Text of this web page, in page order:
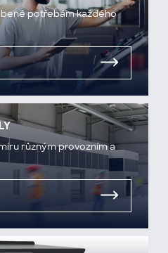
potřebám každého
různým provozním a